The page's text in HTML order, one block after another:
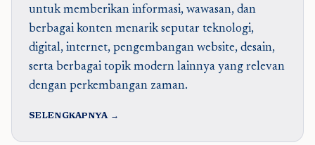
untuk memberikan informasi, wawasan, dan
berbagai konten menarik seputar teknologi,
digital, internet, pengembangan website, desain,
serta berbagai topik modern lainnya yang relevan
dengan perkembangan zaman.
SELENGKAPNYA →